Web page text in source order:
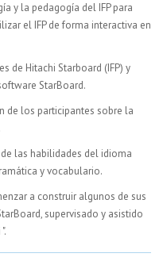
y la pedagogía del IFP para
el IFP de forma interactiva en
de Hitachi Starboard (IFP) y
StarBoard.
de los participantes sobre la
las habilidades del idioma
y vocabulario.
a construir algunos de sus
supervisado y asistido